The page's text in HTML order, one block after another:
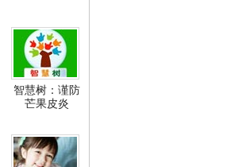
智慧树：谨防
芒果皮炎